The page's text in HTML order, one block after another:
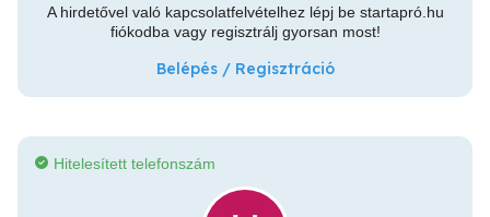
A hirdetővel való kapcsolatfelvételhez lépj be startapró.hu
fiókodba vagy regisztrálj gyorsan most!
Belépés / Regisztráció
Hitelesített telefonszám